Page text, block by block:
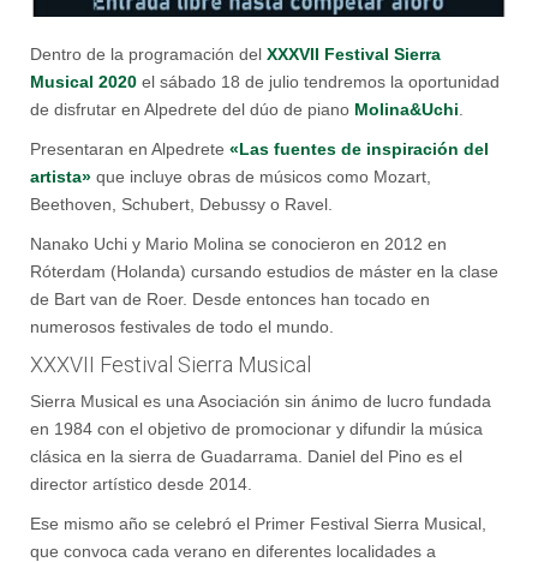
Dentro de la programación del XXXVII Festival Sierra
Musical 2020 el sábado 18 de julio tendremos la oportunidad
de disfrutar en Alpedrete del dúo de piano Molina&Uchi
Presentaran en Alpedrete «Las fuentes de inspiración del
artista» que incluye obras de músicos como Mozart,
Beethoven, Schubert, Debussy o Ravel.
Nanako Uchi y Mario Molina se conocieron en 2012 en
Róterdam (Holanda) cursando estudios de máster en la clase
de Bart van de Roer. Desde entonces han tocado en
numerosos festivales de todo el mundo.
XXXVII Festival Sierra Musical
Sierra Musical es una Asociación sin ánimo de lucro fundada
en 1984 con el objetivo de promocionar y difundir la música
clásica en la sierra de Guadarrama. Daniel del Pino es el
director artístico desde 2014.
Ese mismo año se celebró el Primer Festival Sierra Musical,
que convoca cada verano en diferentes localidades a